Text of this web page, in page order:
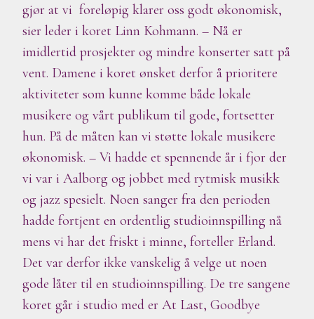
gjør at vi foreløpig klarer oss godt økonomisk,
sier leder i koret Linn Kohmann. – Nå er
imidlertid prosjekter og mindre konserter satt på
vent. Damene i koret ønsket derfor å prioritere
aktiviteter som kunne komme både lokale
musikere og vårt publikum til gode, fortsetter
hun. På de måten kan vi støtte lokale musikere
økonomisk. – Vi hadde et spennende år i fjor der
vi var i Aalborg og jobbet med rytmisk musikk
og jazz spesielt. Noen sanger fra den perioden
hadde fortjent en ordentlig studioinnspilling nå
mens vi har det friskt i minne, forteller Erland.
Det var derfor ikke vanskelig å velge ut noen
gode låter til en studioinnspilling. De tre sangene
koret går i studio med er At Last, Goodbye